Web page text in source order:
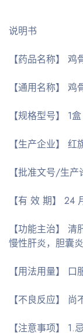
说明书
【药品名称】 鸡
【通用名称】 鸡
【规格型号】 1盒
【生产企业】 红
【批准文号/生
【有 效 期】 24
【功能主治】
慢性肝炎，胆囊炎
【用法用量】 口
【不良反应】 尚
【注意事项】